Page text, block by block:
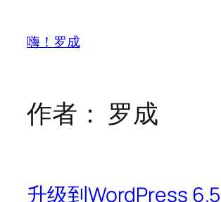
嗨！罗成
作者： 罗成
升级到WordPress